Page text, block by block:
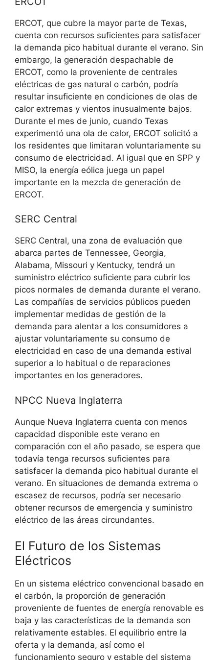
ERCOT, que cubre la mayor parte de Texas,
cuenta con recursos suficientes para satisfacer
la demanda pico habitual durante el verano. Sin
embargo, la generación despachable de
ERCOT, como la proveniente de centrales
eléctricas de gas natural o carbón, podría
resultar insuficiente en condiciones de olas de
calor extremas y vientos inusualmente bajos.
Durante el mes de junio, cuando Texas
experimentó una ola de calor, ERCOT solicitó a
los residentes que limitaran voluntariamente su
consumo de electricidad. Al igual que en SPP y
MISO, la energía eólica juega un papel
importante en la mezcla de generación de
ERCOT.
SERC Central
SERC Central, una zona de evaluación que
abarca partes de Tennessee, Georgia,
Alabama, Missouri y Kentucky, tendrá un
suministro eléctrico suficiente para cubrir los
picos normales de demanda durante el verano.
Las compañías de servicios públicos pueden
implementar medidas de gestión de la
demanda para alentar a los consumidores a
ajustar voluntariamente su consumo de
electricidad en caso de una demanda estival
superior a lo habitual o de reparaciones
importantes en los generadores.
NPCC Nueva Inglaterra
Aunque Nueva Inglaterra cuenta con menos
capacidad disponible este verano en
comparación con el año pasado, se espera que
todavía tenga recursos suficientes para
satisfacer la demanda pico habitual durante el
verano. En situaciones de demanda extrema o
escasez de recursos, podría ser necesario
obtener recursos de emergencia y suministro
eléctrico de las áreas circundantes.
El Futuro de los Sistemas
Eléctricos
En un sistema eléctrico convencional basado en
el carbón, la proporción de generación
proveniente de fuentes de energía renovable es
baja y las características de la demanda son
relativamente estables. El equilibrio entre la
oferta y la demanda, así como el
funcionamiento seguro y estable del sistema